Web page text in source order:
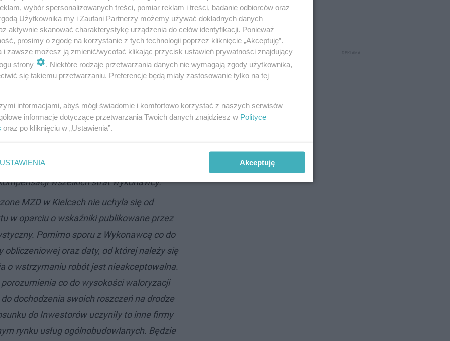
wystąpił czynnik tzw. siły wyższej, czyli
spowodował dodatkowy wzrost cen.
Trakt SA względem MZD opiewa na
złotych co stanowi ponad 30 procent
toku prowadzonych rozmów Wykonawca
roszczenie minimalne, które odbiega od
podkreślić, że zmiana w zakresie
ma prowadzić do przywrócenia
została zakłócona przez określone
wszelkich strat wykonawcy.
MZD w Kielcach nie uchyla się od
w oparciu o wskaźniki publikowane przez
Pomimo sporu z Wykonawcą co do
obliczeniowej oraz daty, od której należy się
o wstrzymaniu robót jest nieakceptowalna.
co do wysokości waloryzacji
dochodzenia swoich roszczeń na drodze
do Inwestorów uczyniły to inne firmy
rynku usług ogólnobudowlanych. Będzie
wybór spersonalizowanych treści, pomiar reklam i treści, badanie odbiorców oraz
Użytkownika my i Zaufani Partnerzy możemy używać dokładnych danych
aktywnie skanować charakterystykę urządzenia do celów identyfikacji. Ponieważ
prosimy o zgodę na korzystanie z tych technologii poprzez kliknięcie „Akceptuję”.
i zawsze możesz ją zmienić/wycofać klikając przycisk ustawień prywatności znajdujący
strony
. Niektóre rodzaje przetwarzania danych nie wymagają zgody użytkownika,
się takiemu przetwarzaniu. Preferencje będą miały zastosowanie tylko na tej
informacjami, abyś mógł świadomie i komfortowo korzystać z naszych serwisów
informacje dotyczące przetwarzania Twoich danych znajdziesz w Polityce
oraz po kliknięciu w „Ustawienia”.
USTAWIENIA Akceptuję